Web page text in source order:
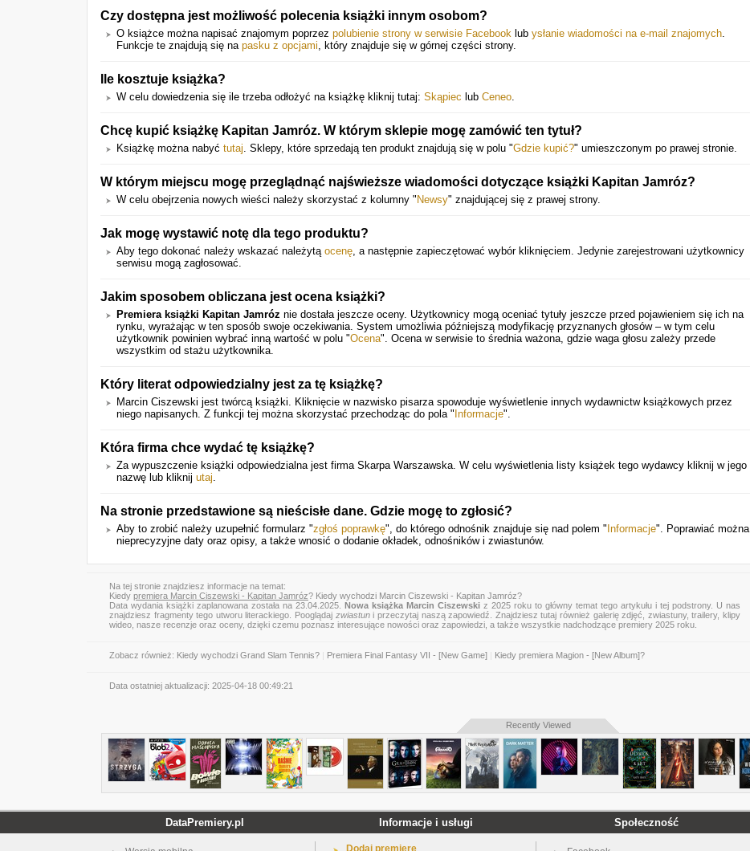
Czy dostępna jest możliwość polecenia książki innym osobom?
O książce można napisać znajomym poprzez polubienie strony w serwisie Facebook lub ysłanie wiadomości na e-mail znajomych.
Funkcje te znajdują się na pasku z opcjami, który znajduje się w górnej części strony.
Ile kosztuje książka?
W celu dowiedzenia się ile trzeba odłożyć na książkę kliknij tutaj: Skąpiec lub Ceneo.
Chcę kupić książkę Kapitan Jamróz. W którym sklepie mogę zamówić ten tytuł?
Książkę można nabyć tutaj. Sklepy, które sprzedają ten produkt znajdują się w polu "Gdzie kupić?" umieszczonym po prawej stronie.
W którym miejscu mogę przeglądnąć najświeższe wiadomości dotyczące książki Kapitan Jamróz?
W celu obejrzenia nowych wieści należy skorzystać z kolumny " Newsy" znajdującej się z prawej strony.
Jak mogę wystawić notę dla tego produktu?
Aby tego dokonać należy wskazać należytą ocenę, a następnie zapieczętować wybór kliknięciem. Jedynie zarejestrowani użytkownicy
serwisu mogą zagłosować.
Jakim sposobem obliczana jest ocena książki?
Premiera książki Kapitan Jamróz nie dostała jeszcze oceny. Użytkownicy mogą oceniać tytuły jeszcze przed pojawieniem się ich na
rynku, wyrażając w ten sposób swoje oczekiwania. System umożliwia późniejszą modyfikację przyznanych głosów – w tym celu
użytkownik powinien wybrać inną wartość w polu "Ocena". Ocena w serwisie to średnia ważona, gdzie waga głosu zależy przede
wszystkim od stażu użytkownika.
Który literat odpowiedzialny jest za tę książkę?
Marcin Ciszewski jest twórcą książki. Kliknięcie w nazwisko pisarza spowoduje wyświetlenie innych wydawnictw książkowych przez
niego napisanych. Z funkcji tej można skorzystać przechodząc do pola " Informacje".
Która firma chce wydać tę książkę?
Za wypuszczenie książki odpowiedzialna jest firma Skarpa Warszawska. W celu wyświetlenia listy książek tego wydawcy kliknij w jego
nazwę lub kliknij utaj.
Na stronie przedstawione są nieścisłe dane. Gdzie mogę to zgłosić?
Aby to zrobić należy uzupełnić formularz "zgłoś poprawkę", do którego odnośnik znajduje się nad polem " Informacje". Poprawiać można
nieprecyzyjne daty oraz opisy, a także wnosić o dodanie okładek, odnośników i zwiastunów.
Na tej stronie znajdziesz informacje na temat:
Kiedy premiera Marcin Ciszewski - Kapitan Jamróz? Kiedy wychodzi Marcin Ciszewski - Kapitan Jamróz?
Data wydania książki zaplanowana została na 23.04.2025. Nowa książka Marcin Ciszewski z 2025 roku to główny temat tego artykułu i tej podstrony. U nas
znajdziesz fragmenty tego utworu literackiego. Pooglądaj zwiastuni przeczytaj naszą zapowiedź. Znajdziesz tutaj również galerię zdjęć, zwiastuny, trailery, klipy
wideo, nasze recenzje oraz oceny, dzięki czemu poznasz interesujące nowości oraz zapowiedzi, a także wszystkie nadchodzące premiery 2025 roku.
Zobacz również: Kiedy wychodzi Grand Slam Tennis? Premiera Final Fantasy VII - [New Game] Kiedy premiera Magion - [New Album]?
Data ostatniej aktualizacji: 2025-04-18 00:49:21
Recently Viewed
DataPremiery.pl Informacje i usługi
Dodaj premierę
Społeczność